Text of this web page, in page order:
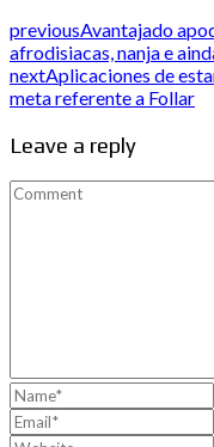
previousAvantajado
afrodisiacas, nanja e
nextAplicaciones de
meta referente a Follar
Leave a reply